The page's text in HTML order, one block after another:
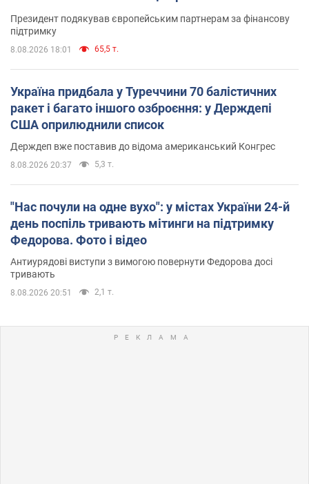
Президент подякував європейським партнерам за фінансову
підтримку
8.08.2026 18:01 65,5 т.
Україна придбала у Туреччини 70 балістичних
ракет і багато іншого озброєння: у Держдепі
США оприлюднили список
Держдеп вже поставив до відома американський Конгрес
8.08.2026 20:37 5,3 т.
"Нас почули на одне вухо": у містах України 24-й
день поспіль тривають мітинги на підтримку
Федорова. Фото і відео
Антиурядові виступи з вимогою повернути Федорова досі
тривають
8.08.2026 20:51 2,1 т.